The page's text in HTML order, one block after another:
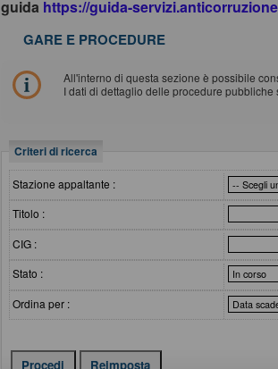
guida https://guida-
GARE E PROCEDURE
All'interno di questa sezione è possibile
I dati di dettaglio delle procedure
Criteri di ricerca
Stazione appaltante :
Titolo :
CIG :
Stato :
Ordina per :